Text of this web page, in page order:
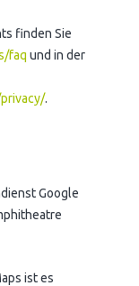
finden Sie
faq und in der
.
Google
ist es